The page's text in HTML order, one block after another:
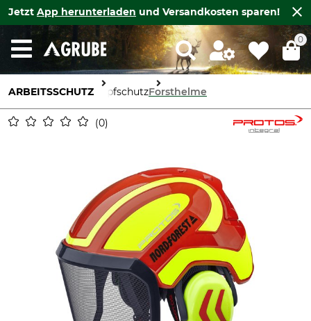
Jetzt App herunterladen und Versandkosten sparen!
0
ARBEITSSCHUTZ KopfschutzForsthelme
0